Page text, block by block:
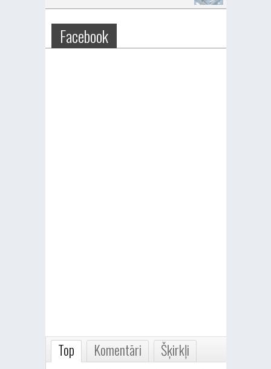
Facebook
Top Komentāri Šķirkļi